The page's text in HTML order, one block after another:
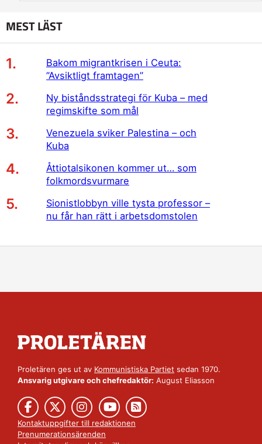
MEST LÄST
Bakom migrantkrisen i Ceuta:
”Avsiktligt framtagen”
Ny biståndsstrategi för Kuba – med
regimskifte som mål
Venezuela sviker Palestina – och
Kuba
Åttiotalsikonen kommer ut… som
folkmordsvurmare
Sionistlobbyn ville tysta professor –
nu får han rätt i arbetsdomstolen
Proletären ges ut av Kommunistiska Partiet sedan 1970.
Ansvarig utgivare och chefredaktör: August Eliasson
Kontaktuppgifter till redaktionen
Prenumerationsärenden